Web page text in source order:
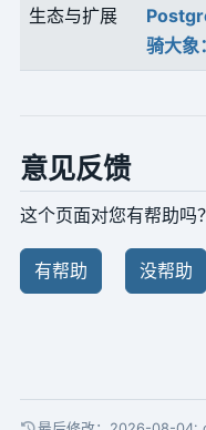
生态与扩展
骑大象
意见反馈
这个页面对您有帮助吗？
有帮助 没帮助